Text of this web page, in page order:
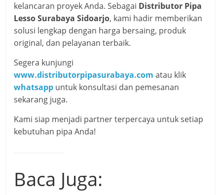
kelancaran proyek Anda. Sebagai Distributor Pipa
Lesso Surabaya Sidoarjo, kami hadir memberikan
solusi lengkap dengan harga bersaing, produk
original, dan pelayanan terbaik.
Segera kunjungi
www.distributorpipasurabaya.com atau klik
whatsapp untuk konsultasi dan pemesanan
sekarang juga.
Kami siap menjadi partner terpercaya untuk setiap
kebutuhan pipa Anda!
Baca Juga: